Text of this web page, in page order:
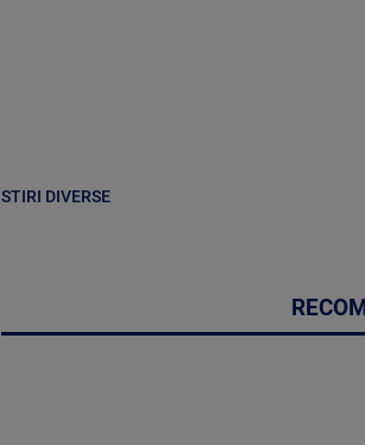
STIRI DIVERSE